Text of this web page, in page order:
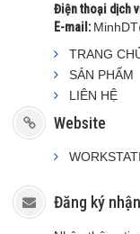
Điện thoại dịch
E-mail:
TRANG
SẢN PHẨM
LIÊN HỆ
Website
Đăng ký